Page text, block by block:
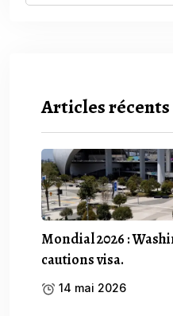
Articles récents
Mondial 2026 :
cautions visa.
14 mai 2026